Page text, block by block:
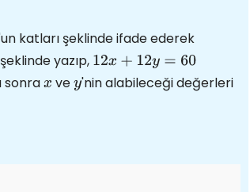
katları şeklinde ifade ederek
yazıp, 12x+ 12y =60
sonrax vey'nin alabileceği değerleri